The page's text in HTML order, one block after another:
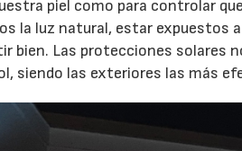
piel como para controlar
la luz natural, estar expuestos
bien. Las protecciones solares
siendo las exteriores las más